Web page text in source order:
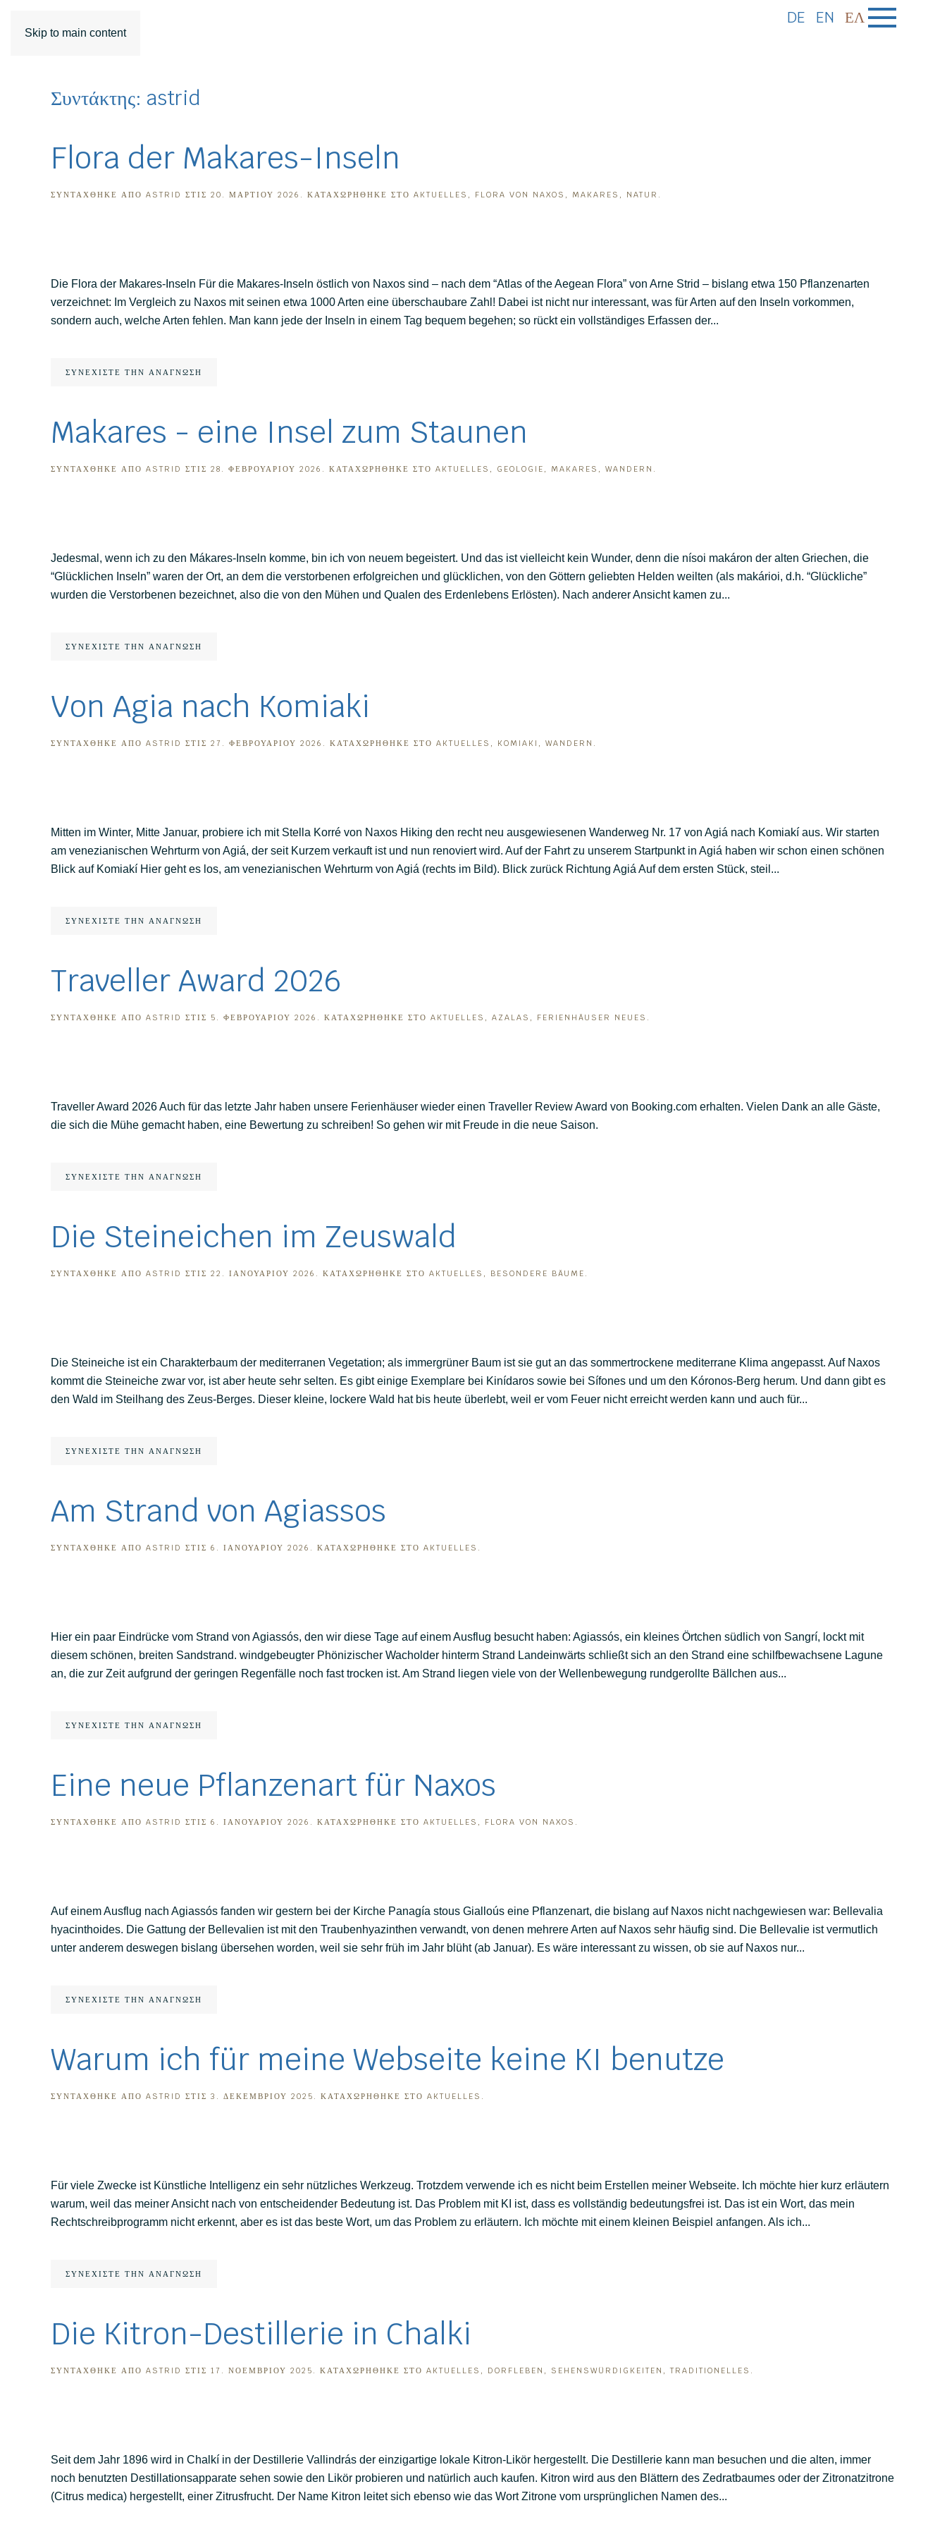
Skip to main content
DE EN ΕΛ
Συντάκτης: astrid
Flora der Makares-Inseln
ΣΥΝΤΆΧΘΗΚΕ ΑΠΌ ASTRID ΣΤΙΣ 20. ΜΑΡΤΊΟΥ 2026 . ΚΑΤΑΧΩΡΉΘΗΚΕ ΣΤΟ AKTUELLES , FLORA VON NAXOS , MAKARES , NATUR .
Die Flora der Makares-Inseln Für die Makares-Inseln östlich von Naxos sind – nach dem “Atlas of the Aegean Flora” von Arne Strid – bislang etwa 150 Pflanzenarten
verzeichnet: Im Vergleich zu Naxos mit seinen etwa 1000 Arten eine überschaubare Zahl! Dabei ist nicht nur interessant, was für Arten auf den Inseln vorkommen,
sondern auch, welche Arten fehlen. Man kann jede der Inseln in einem Tag bequem begehen; so rückt ein vollständiges Erfassen der...
ΣΥΝΕΧΊΣΤΕ ΤΗΝ ΑΝΆΓΝΩΣΗ
Makares - eine Insel zum Staunen
ΣΥΝΤΆΧΘΗΚΕ ΑΠΌ ASTRID ΣΤΙΣ 28. ΦΕΒΡΟΥΑΡΊΟΥ 2026 . ΚΑΤΑΧΩΡΉΘΗΚΕ ΣΤΟ AKTUELLES , GEOLOGIE , MAKARES , WANDERN .
Jedesmal, wenn ich zu den Mákares-Inseln komme, bin ich von neuem begeistert. Und das ist vielleicht kein Wunder, denn die nísoi makáron der alten Griechen, die
“Glücklichen Inseln” waren der Ort, an dem die verstorbenen erfolgreichen und glücklichen, von den Göttern geliebten Helden weilten (als makárioi, d.h. “Glückliche”
wurden die Verstorbenen bezeichnet, also die von den Mühen und Qualen des Erdenlebens Erlösten). Nach anderer Ansicht kamen zu...
ΣΥΝΕΧΊΣΤΕ ΤΗΝ ΑΝΆΓΝΩΣΗ
Von Agia nach Komiaki
ΣΥΝΤΆΧΘΗΚΕ ΑΠΌ ASTRID ΣΤΙΣ 27. ΦΕΒΡΟΥΑΡΊΟΥ 2026 . ΚΑΤΑΧΩΡΉΘΗΚΕ ΣΤΟ AKTUELLES , KOMIAKI , WANDERN .
Mitten im Winter, Mitte Januar, probiere ich mit Stella Korré von Naxos Hiking den recht neu ausgewiesenen Wanderweg Nr. 17 von Agiá nach Komiakí aus. Wir starten
am venezianischen Wehrturm von Agiá, der seit Kurzem verkauft ist und nun renoviert wird. Auf der Fahrt zu unserem Startpunkt in Agiá haben wir schon einen schönen
Blick auf Komiakí Hier geht es los, am venezianischen Wehrturm von Agiá (rechts im Bild). Blick zurück Richtung Agiá Auf dem ersten Stück, steil...
ΣΥΝΕΧΊΣΤΕ ΤΗΝ ΑΝΆΓΝΩΣΗ
Traveller Award 2026
ΣΥΝΤΆΧΘΗΚΕ ΑΠΌ ASTRID ΣΤΙΣ 5. ΦΕΒΡΟΥΑΡΊΟΥ 2026 . ΚΑΤΑΧΩΡΉΘΗΚΕ ΣΤΟ AKTUELLES , AZALAS , FERIENHÄUSER NEUES .
Traveller Award 2026 Auch für das letzte Jahr haben unsere Ferienhäuser wieder einen Traveller Review Award von Booking.com erhalten. Vielen Dank an alle Gäste,
die sich die Mühe gemacht haben, eine Bewertung zu schreiben! So gehen wir mit Freude in die neue Saison.
ΣΥΝΕΧΊΣΤΕ ΤΗΝ ΑΝΆΓΝΩΣΗ
Die Steineichen im Zeuswald
ΣΥΝΤΆΧΘΗΚΕ ΑΠΌ ASTRID ΣΤΙΣ 22. ΙΑΝΟΥΑΡΊΟΥ 2026 . ΚΑΤΑΧΩΡΉΘΗΚΕ ΣΤΟ AKTUELLES , BESONDERE BÄUME .
Die Steineiche ist ein Charakterbaum der mediterranen Vegetation; als immergrüner Baum ist sie gut an das sommertrockene mediterrane Klima angepasst. Auf Naxos
kommt die Steineiche zwar vor, ist aber heute sehr selten. Es gibt einige Exemplare bei Kinídaros sowie bei Sífones und um den Kóronos-Berg herum. Und dann gibt es
den Wald im Steilhang des Zeus-Berges. Dieser kleine, lockere Wald hat bis heute überlebt, weil er vom Feuer nicht erreicht werden kann und auch für...
ΣΥΝΕΧΊΣΤΕ ΤΗΝ ΑΝΆΓΝΩΣΗ
Am Strand von Agiassos
ΣΥΝΤΆΧΘΗΚΕ ΑΠΌ ASTRID ΣΤΙΣ 6. ΙΑΝΟΥΑΡΊΟΥ 2026 . ΚΑΤΑΧΩΡΉΘΗΚΕ ΣΤΟ AKTUELLES .
Hier ein paar Eindrücke vom Strand von Agiassós, den wir diese Tage auf einem Ausflug besucht haben: Agiassós, ein kleines Örtchen südlich von Sangrí, lockt mit
diesem schönen, breiten Sandstrand. windgebeugter Phönizischer Wacholder hinterm Strand Landeinwärts schließt sich an den Strand eine schilfbewachsene Lagune
an, die zur Zeit aufgrund der geringen Regenfälle noch fast trocken ist. Am Strand liegen viele von der Wellenbewegung rundgerollte Bällchen aus...
ΣΥΝΕΧΊΣΤΕ ΤΗΝ ΑΝΆΓΝΩΣΗ
Eine neue Pflanzenart für Naxos
ΣΥΝΤΆΧΘΗΚΕ ΑΠΌ ASTRID ΣΤΙΣ 6. ΙΑΝΟΥΑΡΊΟΥ 2026 . ΚΑΤΑΧΩΡΉΘΗΚΕ ΣΤΟ AKTUELLES , FLORA VON NAXOS .
Auf einem Ausflug nach Agiassós fanden wir gestern bei der Kirche Panagía stous Gialloús eine Pflanzenart, die bislang auf Naxos nicht nachgewiesen war: Bellevalia
hyacinthoides. Die Gattung der Bellevalien ist mit den Traubenhyazinthen verwandt, von denen mehrere Arten auf Naxos sehr häufig sind. Die Bellevalie ist vermutlich
unter anderem deswegen bislang übersehen worden, weil sie sehr früh im Jahr blüht (ab Januar). Es wäre interessant zu wissen, ob sie auf Naxos nur...
ΣΥΝΕΧΊΣΤΕ ΤΗΝ ΑΝΆΓΝΩΣΗ
Warum ich für meine Webseite keine KI benutze
ΣΥΝΤΆΧΘΗΚΕ ΑΠΌ ASTRID ΣΤΙΣ 3. ΔΕΚΕΜΒΡΊΟΥ 2025 . ΚΑΤΑΧΩΡΉΘΗΚΕ ΣΤΟ AKTUELLES .
Für viele Zwecke ist Künstliche Intelligenz ein sehr nützliches Werkzeug. Trotzdem verwende ich es nicht beim Erstellen meiner Webseite. Ich möchte hier kurz erläutern
warum, weil das meiner Ansicht nach von entscheidender Bedeutung ist. Das Problem mit KI ist, dass es vollständig bedeutungsfrei ist. Das ist ein Wort, das mein
Rechtschreibprogramm nicht erkennt, aber es ist das beste Wort, um das Problem zu erläutern. Ich möchte mit einem kleinen Beispiel anfangen. Als ich...
ΣΥΝΕΧΊΣΤΕ ΤΗΝ ΑΝΆΓΝΩΣΗ
Die Kitron-Destillerie in Chalki
ΣΥΝΤΆΧΘΗΚΕ ΑΠΌ ASTRID ΣΤΙΣ 17. ΝΟΕΜΒΡΊΟΥ 2025 . ΚΑΤΑΧΩΡΉΘΗΚΕ ΣΤΟ AKTUELLES , DORFLEBEN , SEHENSWÜRDIGKEITEN ,TRADITIONELLES .
Seit dem Jahr 1896 wird in Chalkí in der Destillerie Vallindrás der einzigartige lokale Kitron-Likör hergestellt. Die Destillerie kann man besuchen und die alten, immer
noch benutzten Destillationsapparate sehen sowie den Likör probieren und natürlich auch kaufen. Kitron wird aus den Blättern des Zedratbaumes oder der Zitronatzitrone
(Citrus medica) hergestellt, einer Zitrusfrucht. Der Name Kitron leitet sich ebenso wie das Wort Zitrone vom ursprünglichen Namen des...